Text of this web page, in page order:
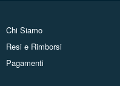
Chi Siamo
Resi e Rimborsi
Pagamenti